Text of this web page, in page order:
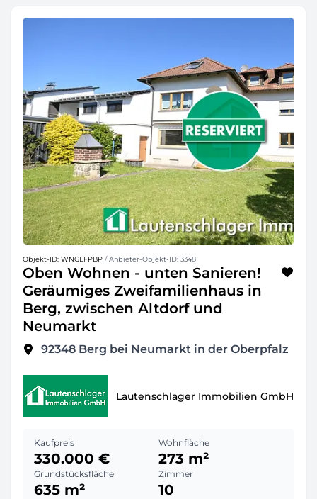
Objekt-ID: WNGLFPBP / Anbieter-Objekt-ID: 3348
Oben Wohnen - unten Sanieren!
Geräumiges Zweifamilienhaus in
Berg, zwischen Altdorf und
Neumarkt
92348 Berg bei Neumarkt in der Oberpfalz
Lautenschlager Immobilien GmbH
Kaufpreis
330.000 €
Wohnfläche
273 m²
Grundstücksfläche
635 m²
Zimmer
10